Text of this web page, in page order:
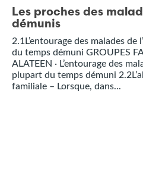
Les proches des
démunis
2.1L’entourage des malades
du temps démuni GROUPES
ALATEEN · L’entourage des
plupart du temps démuni
familiale – Lorsque, dans...